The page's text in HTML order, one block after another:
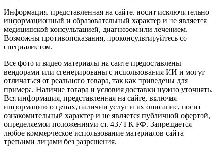
Информация, представленная на сайте, носит исключительно
информационный и образовательный характер и не является
медицинской консультацией, диагнозом или лечением.
Возможны противопоказания, проконсультируйтесь со
специалистом.
Все фото и видео материалы на сайте предоставлены
вендорами или сгенерированы с использования ИИ и могут
отличаться от реального товара, так как приведены для
примера. Наличие товара и условия доставки нужно уточнять.
Вся информация, представленная на сайте, включая
информацию о ценах, наличии услуг и их описание, носит
ознакомительный характер и не является публичной офертой,
определяемой положениями ст. 437 ГК РФ. Запрещается
любое коммерческое использование материалов сайта
третьими лицами без разрешения.